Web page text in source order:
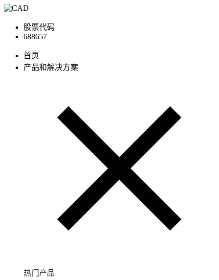
股票代码
688657
首页
产品和解决方案
热门产品